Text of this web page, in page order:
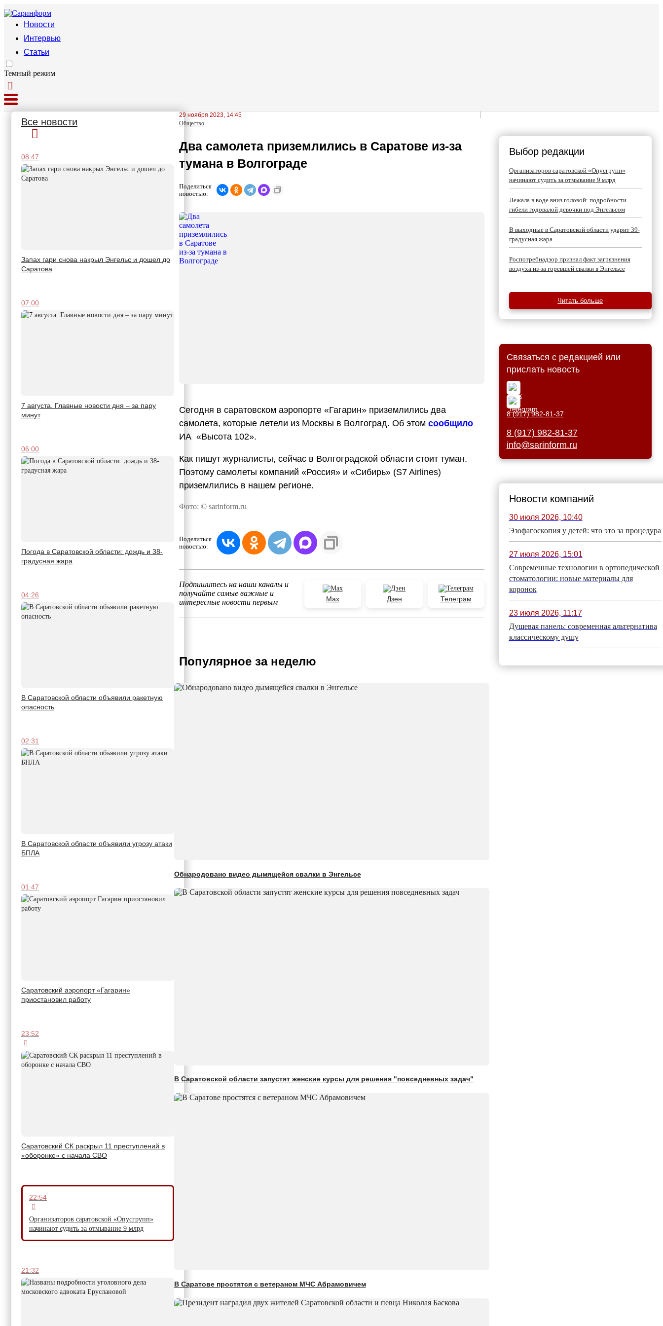
Новости
Интервью
Статьи
Темный режим
Все новости
08:47
Запах гари снова накрыл Энгельс и дошел до
Саратова
07:00
7 августа. Главные новости дня – за пару
минут
06:00
Погода в Саратовской области: дождь и 38-
градусная жара
04:26
В Саратовской области объявили ракетную
опасность
02:31
В Саратовской области объявили угрозу атаки
БПЛА
01:47
Саратовский аэропорт «Гагарин»
приостановил работу
23:52
Саратовский СК раскрыл 11 преступлений в
«оборонке» с начала СВО
22:54
Организаторов саратовской «Опусгрупп»
начинают судить за отмывание 9 млрд
21:32
29 ноября 2023, 14:45
Общество
Два самолета приземлились в Саратове из-за
тумана в Волгограде
Поделиться
новостью:
Сегодня в саратовском аэропорте «Гагарин» приземлились два
самолета, которые летели из Москвы в Волгоград. Об этом сообщило
ИА «Высота 102».
Как пишут журналисты, сейчас в Волгоградской области стоит туман.
Поэтому самолеты компаний «Россия» и «Сибирь» (S7 Airlines)
приземлились в нашем регионе.
Фото: © sarinform.ru
Поделиться
новостью:
Подпишитесь на наши каналы и
получайте самые важные и
интересные новости первым
Max Дзен Телеграм
Популярное за неделю
Обнародовано видео дымящейся свалки в Энгельсе
В Саратовской области запустят женские курсы для решения "повседневных задач"
В Саратове простятся с ветераном МЧС Абрамовичем
Выбор редакции
Организаторов саратовской «Опусгрупп»
начинают судить за отмывание 9 млрд
Лежала в воде вниз головой: подробности
гибели годовалой девочки под Энгельсом
В выходные в Саратовской области ударит 39-
градусная жара
Роспотребнадзор признал факт загрязнения
воздуха из-за горевшей свалки в Энгельсе
Читать больше
Связаться с редакцией или
прислать новость
8 (917) 982-81-37
8 (917) 982-81-37
info@sarinform.ru
Новости компаний
30 июля 2026, 10:40
Эзофагоскопия у детей: что это за процедура
27 июля 2026, 15:01
Современные технологии в ортопедической
стоматологии: новые материалы для
коронок
23 июля 2026, 11:17
Душевая панель: современная альтернатива
классическому душу